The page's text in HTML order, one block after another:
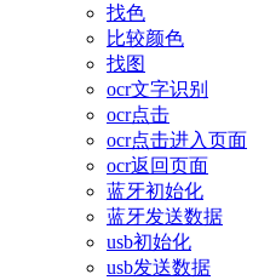
找色
比较颜色
找图
ocr文字识别
ocr点击
ocr点击进入页面
ocr返回页面
蓝牙初始化
蓝牙发送数据
usb初始化
usb发送数据